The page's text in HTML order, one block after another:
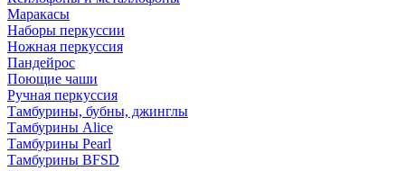
Маракасы
Наборы перкуссии
Ножная перкуссия
Пандейрос
Поющие чаши
Ручная перкуссия
Тамбурины, бубны, джинглы
Тамбурины Alice
Тамбурины Pearl
Тамбурины BFSD